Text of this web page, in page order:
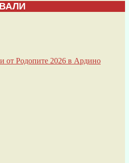
от Родопите 2026 в Ардино